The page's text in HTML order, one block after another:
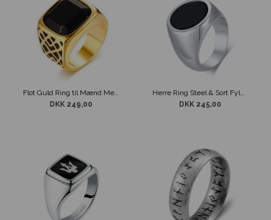
DKK 249,00
DKK 245,00